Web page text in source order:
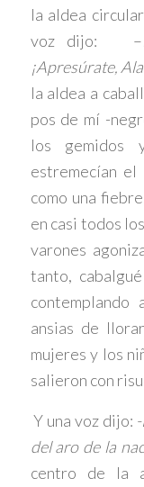
la aldea
voz dijo: –
¡Apresúrate,
la aldea a
pos de mí -
los
estremecían
como una
en casi todos
varones
tanto,
ansias de
mujeres y los
salieron con
Y una voz dijo:
del aro de la
centro de la